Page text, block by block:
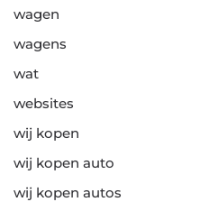
wagen
wagens
wat
websites
wij kopen
wij kopen auto
wij kopen autos